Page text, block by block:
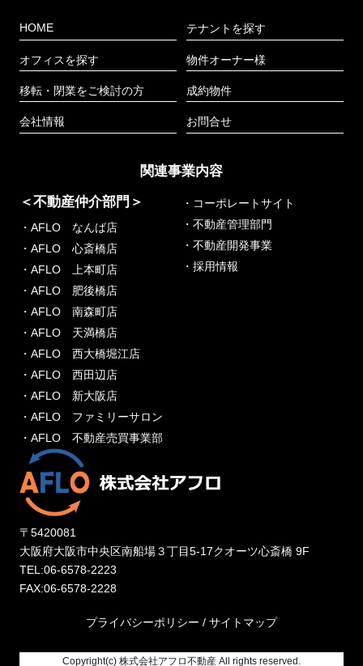
HOME
オフィスを探す
移転・閉業をご検討の方
会社情報
テナントを探す
物件オーナー様
成約物件
お問合せ
関連事業内容
＜不動産仲介部門＞
・AFLO なんば店
・AFLO 心斎橋店
・AFLO 上本町店
・AFLO 肥後橋店
・AFLO 南森町店
・AFLO 天満橋店
・AFLO 西大橋堀江店
・AFLO 西田辺店
・AFLO 新大阪店
・AFLO ファミリーサロン
・AFLO 不動産売買事業部
・コーポレートサイト
・不動産管理部門
・不動産開発事業
・採用情報
〒5420081
大阪府大阪市中央区南船場３丁目5-17クオーツ心斎橋 9F
TEL:06-6578-2223
FAX:06-6578-2228
プライバシーポリシー / サイトマップ
Copyright(c) 株式会社アフロ不動産 All rights reserved.